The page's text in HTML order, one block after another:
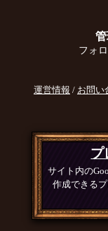
フォ
運営情報 / お問い
プ
サイト内の
作成できる